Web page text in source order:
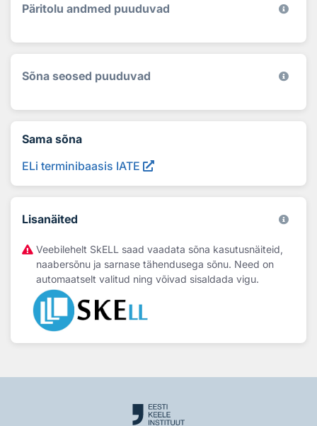
Päritolu andmed puuduvad
Sõna seosed puuduvad
Sama sõna
ELi terminibaasis IATE
Lisanäited
Veebilehelt SkELL saad vaadata sõna kasutusnäiteid,
naabersõnu ja sarnase tähendusega sõnu. Need on
automaatselt valitud ning võivad sisaldada vigu.